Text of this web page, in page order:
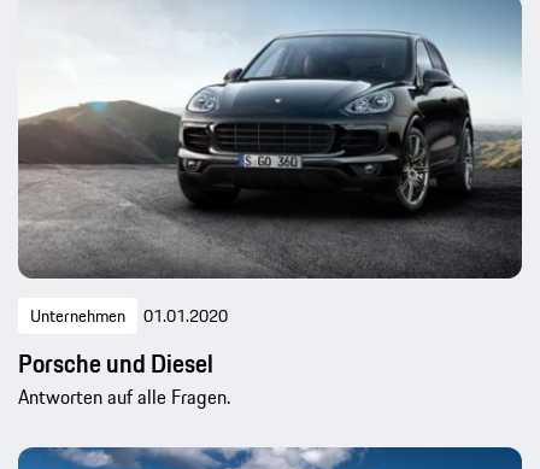
Unternehmen 01.01.2020
Porsche und Diesel
Antworten auf alle Fragen.